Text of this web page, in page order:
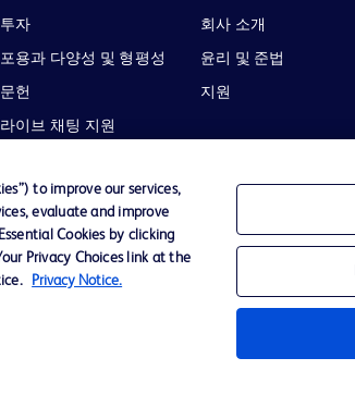
투자
포용과 다양성 및 형평성
문헌
라이브 채팅 지원
회사 소개
윤리 및 준법
지원
인정보처리방침 웹사이트 접근성
to improve our services,
evaluate and improve
Cookies by clicking
Privacy Choices link at the
Privacy Notice.